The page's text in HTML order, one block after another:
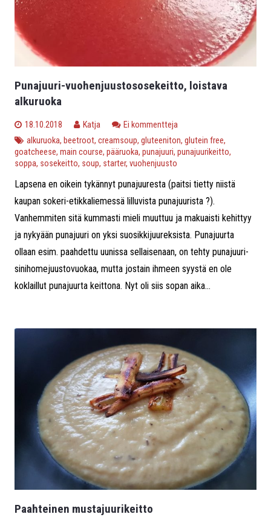
Punajuuri-vuohenjuustososekeitto, loistava
alkuruoka
18.10.2018 Katja
Ei kommentteja
alkuruoka, beetroot, creamsoup, gluteeniton, glutein free,
goatcheese, main course, pääruoka, punajuuri, punajuurikeitto,
soppa, sosekeitto, soup, starter, vuohenjuusto
Lapsena en oikein tykännyt punajuuresta (paitsi tietty niistä
kaupan sokeri-etikkaliemessä lilluvista punajuurista ?).
Vanhemmiten sitä kummasti mieli muuttuu ja makuaisti kehittyy
ja nykyään punajuuri on yksi suosikkijuureksista. Punajuurta
ollaan esim. paahdettu uunissa sellaisenaan, on tehty punajuuri-
sinihomejuustovuokaa, mutta jostain ihmeen syystä en ole
koklaillut punajuurta keittona. Nyt oli siis sopan aika...
Paahteinen mustajuurikeitto